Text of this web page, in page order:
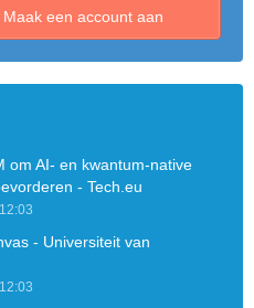
Maak een account aan
om AI- en kwantum-native
- Tech.eu
- Universiteit van